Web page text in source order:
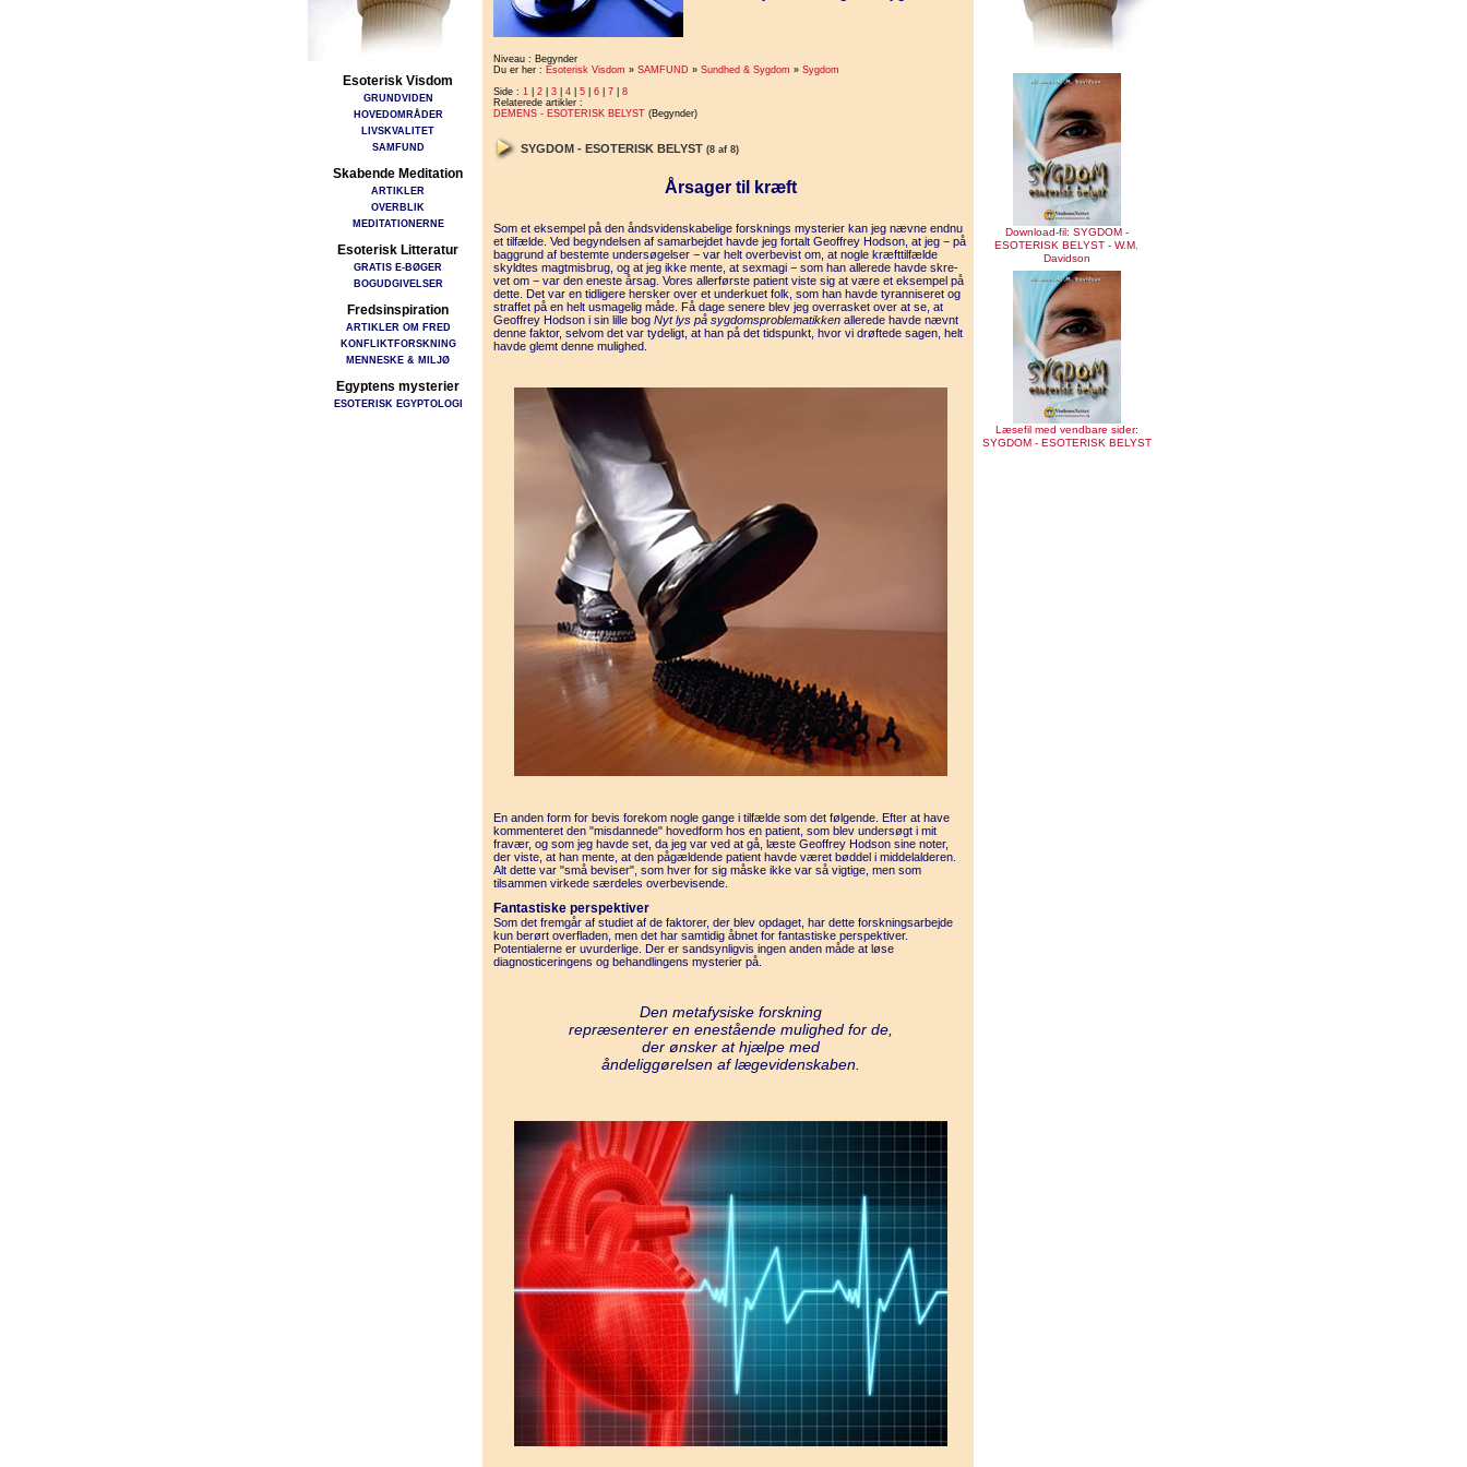
Esoterisk Visdom
GRUNDVIDEN
HOVEDOMRÅDER
LIVSKVALITET
SAMFUND
Skabende Meditation
ARTIKLER
OVERBLIK
MEDITATIONERNE
Esoterisk Litteratur
GRATIS E-BØGER
BOGUDGIVELSER
Fredsinspiration
ARTIKLER OM FRED
KONFLIKTFORSKNING
MENNESKE & MILJØ
Egyptens mysterier
ESOTERISK EGYPTOLOGI
Niveau : Begynder
Du er her : Esoterisk Visdom » SAMFUND » Sundhed & Sygdom » Sygdom
Side : 1 2 3 4 5 6 7
8
Relaterede artikler :
DEMENS - ESOTERISK BELYST (Begynder)
SYGDOM - ESOTERISK BELYST (8 af 8)
Årsager til kræft
Som et eksempel på den åndsvidenskabelige forsknings mysterier kan jeg nævne endnu
et tilfælde. Ved begyndelsen af samarbejdet havde jeg fortalt Geoffrey Hodson, at jeg − på
baggrund af bestemte undersø­gelser − var helt overbevist om, at nogle kræfttilfælde
skyldtes magtmisbrug, og at jeg ikke mente, at sexmagi − som han allerede havde skre­
vet om − var den eneste årsag. Vores allerførste patient viste sig at være et eksempel på
dette. Det var en tidligere hersker over et underkuet folk, som han havde tyranniseret og
straffet på en helt usmagelig måde. Få dage senere blev jeg overrasket over at se, at
Geoffrey Hodson i sin lille bog Nyt lys på sygdomsproblematikken allerede havde nævnt
denne faktor, selvom det var tydeligt, at han på det tidspunkt, hvor vi drøftede sagen, helt
havde glemt denne mulighed.
En anden form for bevis forekom nogle gange i tilfælde som det følgende. Efter at have
kommenteret den "misdannede" hovedform hos en patient, som blev undersøgt i mit
fravær, og som jeg havde set, da jeg var ved at gå, læste Geoffrey Hodson sine noter,
der viste, at han mente, at den pågældende patient havde været bøddel i middelalderen.
Alt dette var "små beviser", som hver for sig måske ikke var så vigtige, men som
tilsammen virkede særdeles overbevisende.
Fantastiske perspektiver
Som det fremgår af studiet af de faktorer, der blev opdaget, har dette forskningsarbejde
kun berørt overfladen, men det har samti­dig åbnet for fantastiske perspektiver.
Potentialerne er uvur­derlige. Der er sandsynligvis ingen anden måde at løse
diagnosticeringens og behandlingens mysterier på.
Den metafysiske forskning
repræsenterer en enestående mulighed for de,
der ønsker at hjælpe med
åndeliggørelsen af lægevidenskaben.
Download-fil: SYGDOM -
ESOTERISK BELYST - W.M.
Davidson
Læsefil med vendbare sider:
SYGDOM - ESOTERISK BELYST